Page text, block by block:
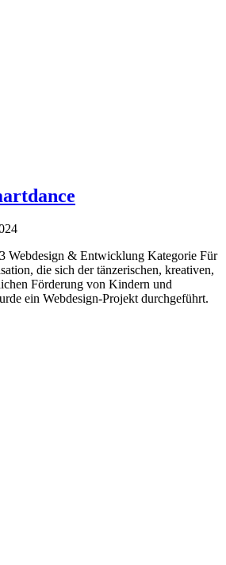
Webdesign & Entwicklung Kategorie Für
die sich der tänzerischen, kreativen,
Förderung von Kindern und
ein Webdesign-Projekt durchgeführt.